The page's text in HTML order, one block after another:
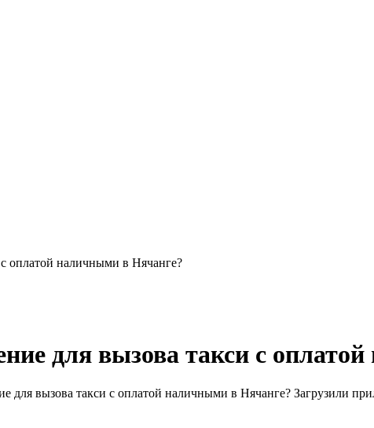
оплатой наличными в Нячанге?
для вызова такси с
вызова такси с оплатой наличными в Нячанге? Загрузили